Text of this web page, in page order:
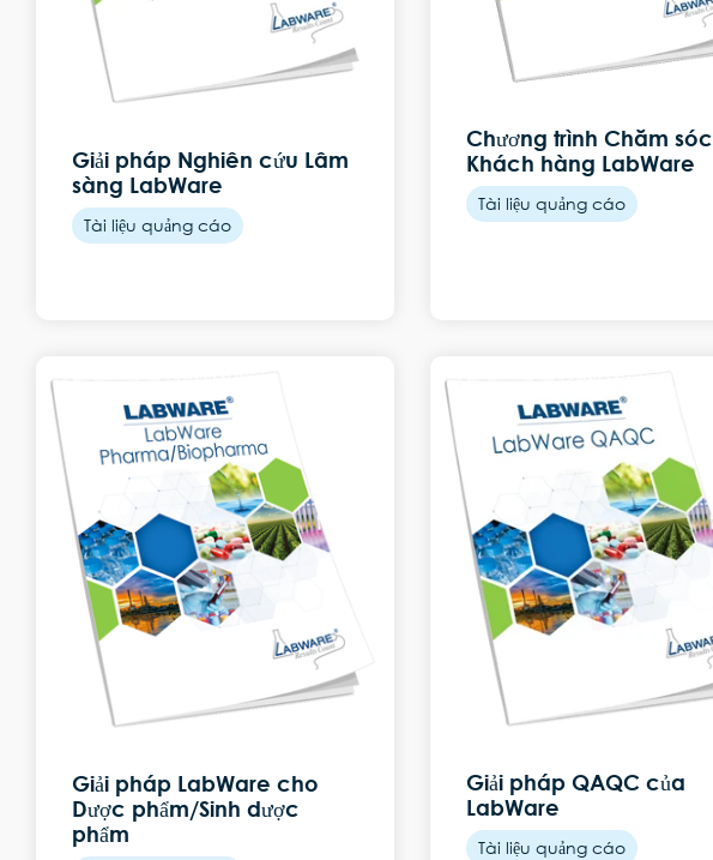
Giải pháp Nghiên cứu Lâm
sàng LabWare
Tài liệu quảng cáo
Chương trình Chăm sóc
Khách hàng LabWare
Tài liệu quảng cáo
Giải pháp LabWare cho
Dược phẩm/Sinh dược
phẩm
Giải pháp QAQC của
LabWare
Tài liệu quảng cáo